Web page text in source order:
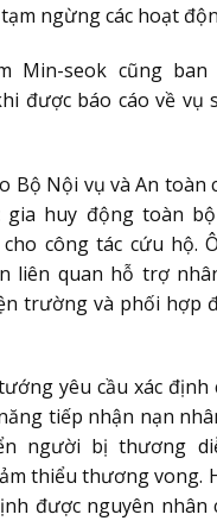
ngừng các hoạt
Min-seok cũng
được báo cáo về vụ
Bộ Nội vụ và An toàn
gia huy động toàn
công tác cứu hộ.
liên quan hỗ trợ
trường và phối hợp
yêu cầu xác định
tiếp nhận nạn
người bị thương
thiểu thương vong.
được nguyên nhân